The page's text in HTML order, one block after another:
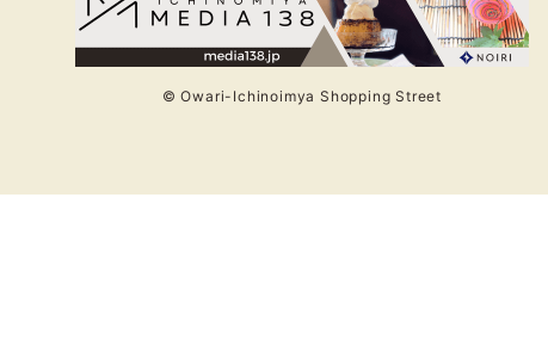
© Owari-Ichinoimya Shopping Street